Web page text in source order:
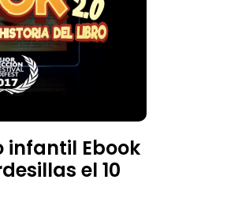
infantil Ebook
el 10